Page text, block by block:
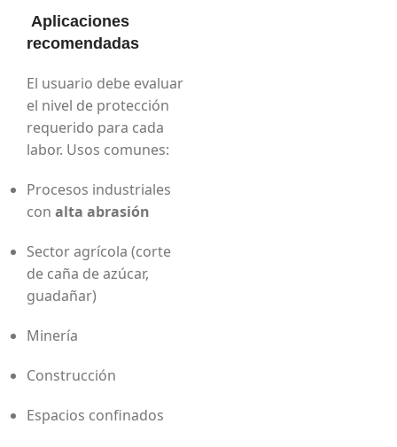
Aplicaciones
recomendadas
El usuario debe evaluar
el nivel de protección
requerido para cada
labor. Usos comunes:
Procesos industriales
con alta abrasión
Sector agrícola (corte
de caña de azúcar,
guadañar)
Minería
Construcción
Espacios confinados